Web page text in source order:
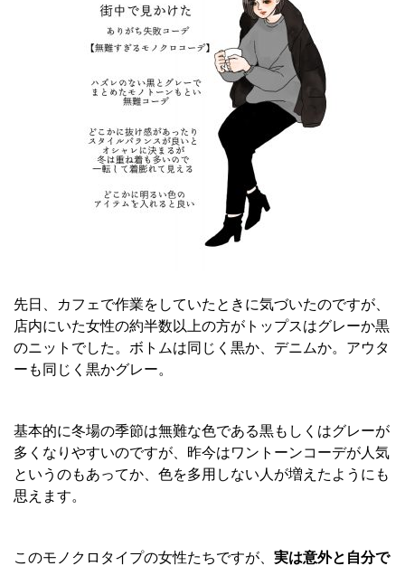
先日、カフェで作業をしていたときに気づいたのですが、
店内にいた女性の約半数以上の方がトップスはグレーか黒
のニットでした。ボトムは同じく黒か、デニムか。アウタ
ーも同じく黒かグレー。
基本的に冬場の季節は無難な色である黒もしくはグレーが
多くなりやすいのですが、昨今はワントーンコーデが人気
というのもあってか、色を多用しない人が増えたようにも
思えます。
このモノクロタイプの女性たちですが、 実は意外と自分で